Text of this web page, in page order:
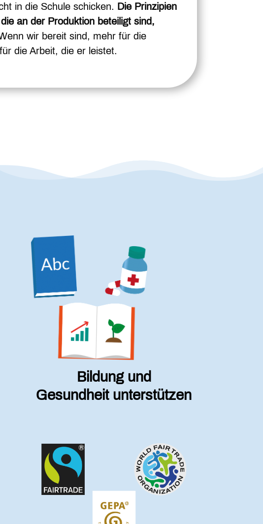
in die Schule schicken. Die Prinzipien
an der Produktion beteiligt sind,
wir bereit sind, mehr für die
die Arbeit, die er leistet.
Bildung und
Gesundheit unterstützen